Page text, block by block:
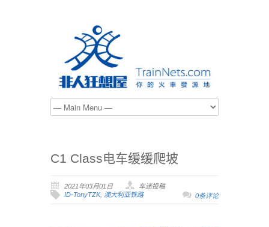
C1 Class电车缓缓爬坡
2021年03月01日
车迷投稿
ID-TonyTZK, 澳大利亚铁路 0条评论